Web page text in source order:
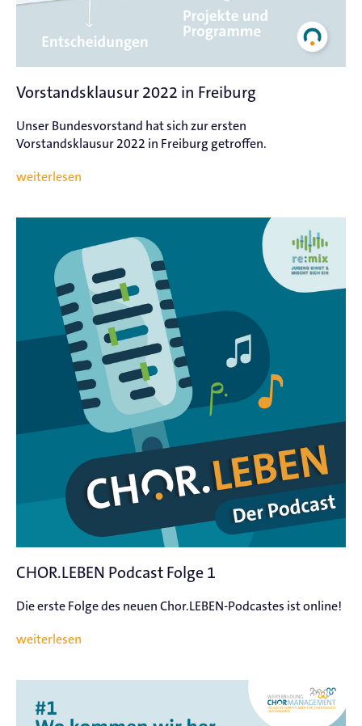
Vorstandsklausur 2022 in Freiburg
Unser Bundesvorstand hat sich zur ersten
Vorstandsklausur 2022 in Freiburg getroffen.
weiterlesen
CHOR.LEBEN Podcast Folge 1
Die erste Folge des neuen Chor.LEBEN-Podcastes ist online!
weiterlesen